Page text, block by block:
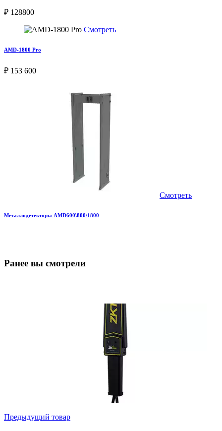
₽ 128800
Смотреть
AMD-1800 Pro
₽ 153 600
Смотреть
Металлодетекторы AMD600\800\1800
Ранее вы смотрели
Предыдущий товар